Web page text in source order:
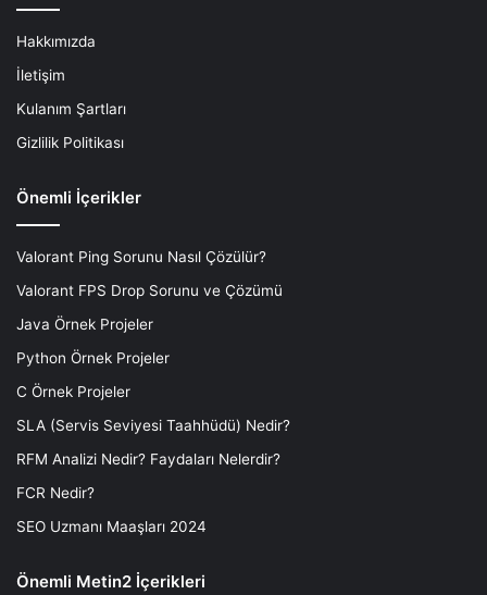
Hakkımızda
İletişim
Kulanım Şartları
Gizlilik Politikası
Önemli İçerikler
Valorant Ping Sorunu Nasıl Çözülür?
Valorant FPS Drop Sorunu ve Çözümü
Java Örnek Projeler
Python Örnek Projeler
C Örnek Projeler
SLA (Servis Seviyesi Taahhüdü) Nedir?
RFM Analizi Nedir? Faydaları Nelerdir?
FCR Nedir?
SEO Uzmanı Maaşları 2024
Önemli Metin2 İçerikleri